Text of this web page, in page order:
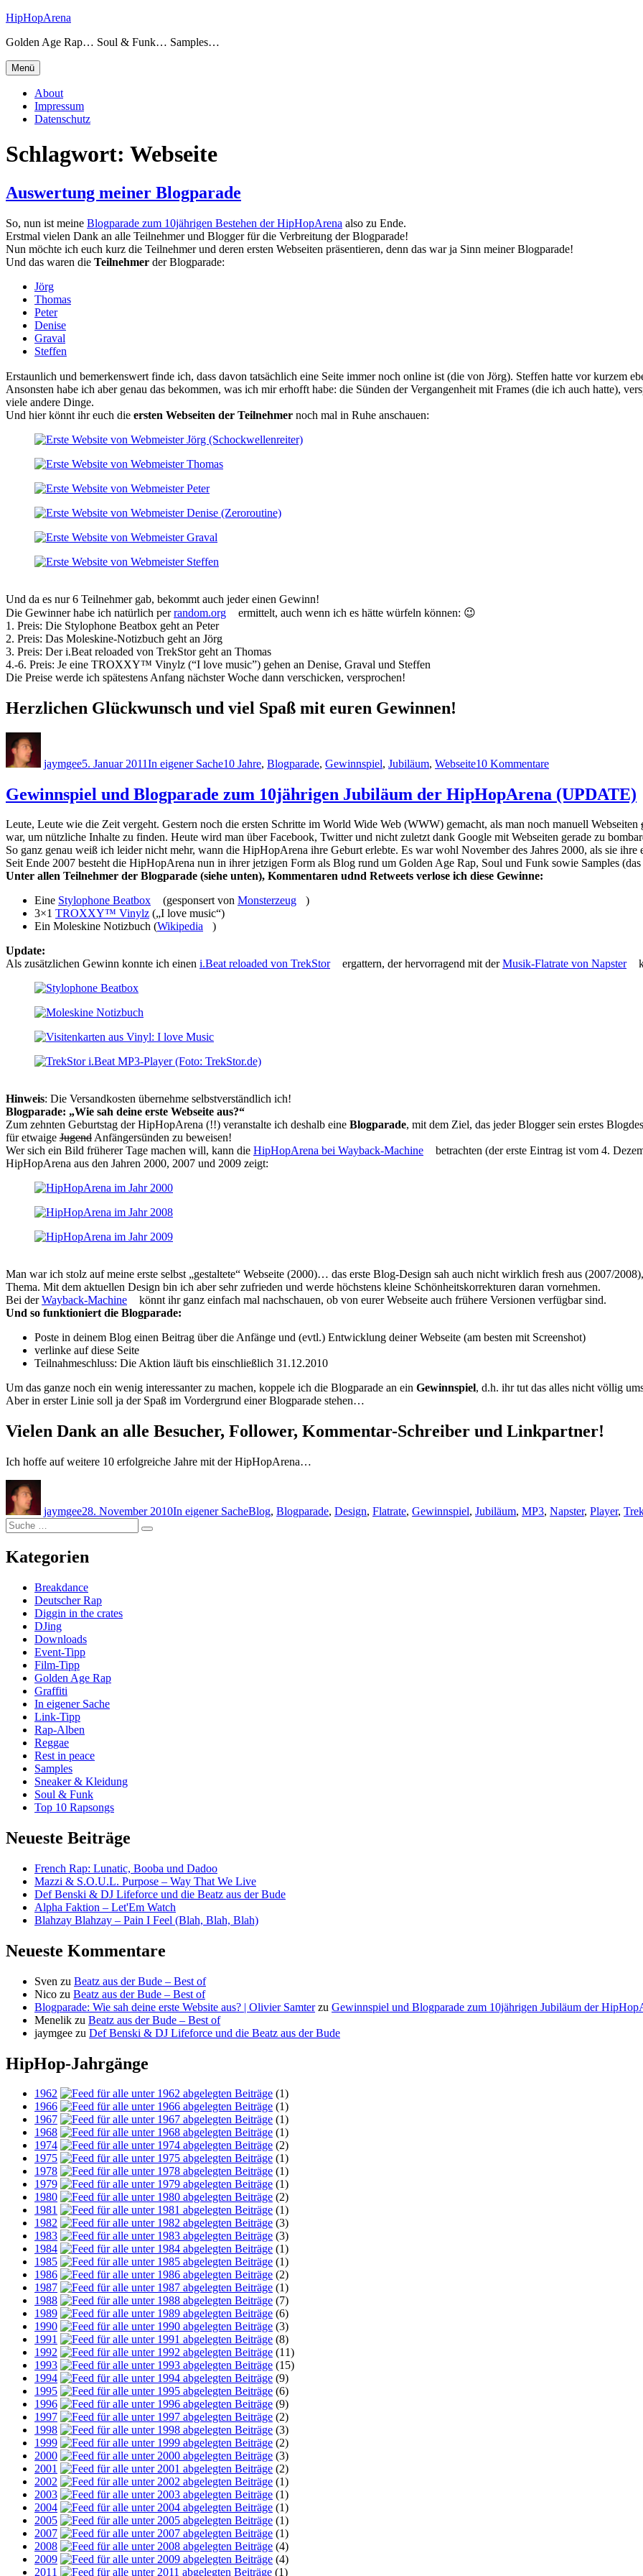
Zum
springen
HipHopArena
Golden Age Rap… Soul & Funk… Samples…
Menü
About
Impressum
Datenschutz
Schlagwort: Webseite
Auswertung meiner Blogparade
So, nun ist meine Blogparade zum 10jährigen Bestehen der HipHopArena also zu Ende.
Erstmal vielen Dank an alle Teilnehmer und Blogger für die Verbreitung der Blogparade!
Nun möchte ich euch kurz die Teilnehmer und deren ersten Webseiten präsentieren, denn das war ja Sinn meiner Blogparade!
Und das waren die Teilnehmer der Blogparade:
Jörg
Thomas
Peter
Denise
Graval
Steffen
Erstaunlich und bemerkenswert finde ich, dass davon tatsächlich eine Seite immer noch online ist (die von Jörg). Steffen hatte vor kurzem
Ansonsten habe ich aber genau das bekommen, was ich mir erhofft habe: die Sünden der Vergangenheit mit Frames (die ich auch hatte),
viele andere Dinge.
Und hier könnt ihr euch die ersten Webseiten der Teilnehmer noch mal in Ruhe anschauen:
Und da es nur 6 Teilnehmer gab, bekommt auch jeder einen Gewinn!
Die Gewinner habe ich natürlich perrandom.org
ermittelt, auch wenn ich es hätte würfeln können: 😉
1. Preis: Die Stylophone Beatbox geht an Peter
2. Preis: Das Moleskine-Notizbuch geht an Jörg
3. Preis: Der i.Beat reloaded von TrekStor geht an Thomas
4.-6. Preis: Je eine TROXXY™ Vinylz (“I love music”) gehen an Denise, Graval und Steffen
Die Preise werde ich spätestens Anfang nächster Woche dann verschicken, versprochen!
Herzlichen Glückwunsch und viel Spaß mit euren Gewinnen!
jaymgee5. Januar 2011In eigener Sache10 Jahre, Blogparade, Gewinnspiel, Jubiläum, Webseite10 Kommentaremeiner
Gewinnspiel und Blogparade zum 10jährigen Jubiläum der HipHopArena (UPDATE)
Leute, Leute wie die Zeit vergeht. Gestern noch die ersten Schritte im World Wide Web (WWW) gemacht, als man noch manuell Webseiten
war, um nützliche Inhalte zu finden. Heute wird man über Facebook, Twitter und nicht zuletzt dank Google mit Webseiten gerade zu
So ganz genau weiß ich leider nicht mehr, wann die HipHopArena ihre Geburt erlebte. Es war wohl November des Jahres 2000, als sie ihre
Seit Ende 2007 besteht die HipHopArena nun in ihrer jetzigen Form als Blog rund um Golden Age Rap, Soul und Funk sowie Samples
Unter allen Teilnehmer der Blogparade (siehe unten), Kommentaren udnd Retweets verlose ich diese Gewinne:
Eine Stylophone Beatbox (gesponsert von Monsterzeug
)
3×1 TROXXY™ Vinylz („I love music“)
Ein Moleskine Notizbuch (Wikipedia
)
Update:
Als zusätzlichen Gewinn konnte ich einen i.Beat reloaded von TrekStor ergattern, der hervorragend mit derMusik-Flatrate von Napster
Hinweis: Die Versandkosten übernehme selbstverständlich ich!
Blogparade: „Wie sah deine erste Webseite aus?“
Zum zehnten Geburtstag der HipHopArena (!!) veranstalte ich deshalb eine Blogparade, mit dem Ziel, das jeder Blogger sein erstes
für etwaige JugendAnfängersünden zu beweisen!
Wer sich ein Bild früherer Tage machen will, kann die HipHopArena bei Wayback-Machine
betrachten (der erste Eintrag ist vom 4.
HipHopArena aus den Jahren 2000, 2007 und 2009 zeigt:
Man war ich stolz auf meine erste selbst „gestaltete“ Webseite (2000)… das erste Blog-Design sah auch nicht wirklich fresh aus (2007/
Thema. Mit dem aktuellen Design bin ich aber sehr zufrieden und werde höchstens kleine Schönheitskorrekturen daran vornehmen.
Bei derWayback-Machine
könnt ihr ganz einfach mal nachschauen, ob von eurer Webseite auch frühere Versionen verfügbar sind.
Und so funktioniert die Blogparade:
Poste in deinem Blog einen Beitrag über die Anfänge und (evtl.) Entwicklung deiner Webseite (am besten mit Screenshot)
verlinke auf diese Seite
Teilnahmeschluss: Die Aktion läuft bis einschließlich 31.12.2010
Um das ganze noch ein wenig interessanter zu machen, koppele ich die Blogparade an ein Gewinnspiel, d.h. ihr tut das alles nicht völlig
Aber in erster Linie soll ja der Spaß im Vordergrund einer Blogparade stehen…
Vielen Dank an alle Besucher, Follower, Kommentar-Schreiber und Linkpartner!
Ich hoffe auf weitere 10 erfolgreiche Jahre mit der HipHopArena…
jaymgee28. November 2010In eigener SacheBlog, Blogparade, Design, Flatrate, Gewinnspiel, Jubiläum, MP3, Napster, Player,
Suche
nach:
Suche
Kategorien
Breakdance
Deutscher Rap
Diggin in the crates
DJing
Downloads
Event-Tipp
Film-Tipp
Golden Age Rap
Graffiti
In eigener Sache
Link-Tipp
Rap-Alben
Reggae
Rest in peace
Samples
Sneaker & Kleidung
Soul & Funk
Top 10 Rapsongs
Neueste Beiträge
French Rap: Lunatic, Booba und Dadoo
Mazzi & S.O.U.L. Purpose – Way That We Live
Def Benski & DJ Lifeforce und die Beatz aus der Bude
Alpha Faktion – Let'Em Watch
Blahzay Blahzay – Pain I Feel (Blah, Blah, Blah)
Neueste Kommentare
Sven zu Beatz aus der Bude – Best of
Nico zu Beatz aus der Bude – Best of
Blogparade: Wie sah deine erste Website aus? | Olivier Samterzu Gewinnspiel und Blogparade zum 10jährigen Jubiläum der
Menelik zu Beatz aus der Bude – Best of
jaymgee zu Def Benski & DJ Lifeforce und die Beatz aus der Bude
HipHop-Jahrgänge
1962
(1)
1966
(1)
1967
(1)
1968
(1)
1974
(2)
1975
(1)
1978
(1)
1979
(1)
1980
(2)
1981
(1)
1982
(3)
1983
(3)
1984
(1)
1985
(1)
1986
(2)
1987
(1)
1988
(7)
1989
(6)
1990
(3)
1991
(8)
1992
(11)
1993
(15)
1994
(9)
1995
(6)
1996
(9)
1997
(2)
1998
(3)
1999
(2)
2000
(3)
2001
(2)
2002
(1)
2003
(1)
2004
(1)
2005
(1)
2007
(1)
2008
(4)
2009
(4)
2011
(1)